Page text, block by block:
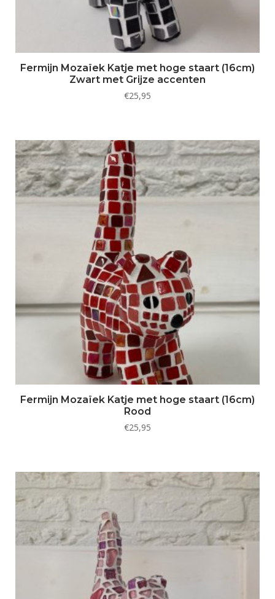
Fermijn Mozaïek Katje met hoge staart (16cm)
Zwart met Grijze accenten
€25,95
Fermijn Mozaïek Katje met hoge staart (16cm)
Rood
€25,95